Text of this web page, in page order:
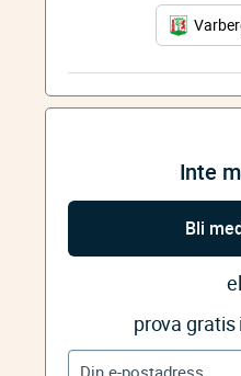
Inte
Bli
prova